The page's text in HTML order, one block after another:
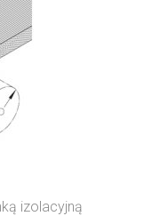
izolacyjną